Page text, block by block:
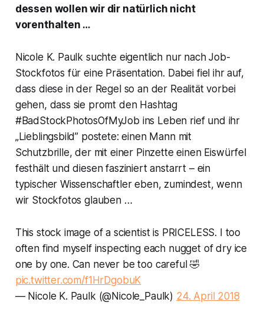
dessen wollen wir dir natürlich nicht
vorenthalten …
Nicole K. Paulk suchte eigentlich nur nach Job-
Stockfotos für eine Präsentation. Dabei fiel ihr auf,
dass diese in der Regel so an der Realität vorbei
gehen, dass sie promt den Hashtag
#BadStockPhotosOfMyJob ins Leben rief und ihr
„Lieblingsbild” postete: einen Mann mit
Schutzbrille, der mit einer Pinzette einen Eiswürfel
festhält und diesen fasziniert anstarrt – ein
typischer Wissenschaftler eben, zumindest, wenn
wir Stockfotos glauben …
This stock image of a scientist is PRICELESS. I too
often find myself inspecting each nugget of dry ice
one by one. Can never be too careful 🤣
pic.twitter.com/f1HrDgobuK
— Nicole K. Paulk (@Nicole_Paulk) 24. April 2018